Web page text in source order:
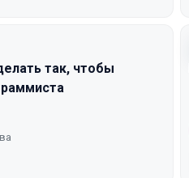
так, чтобы